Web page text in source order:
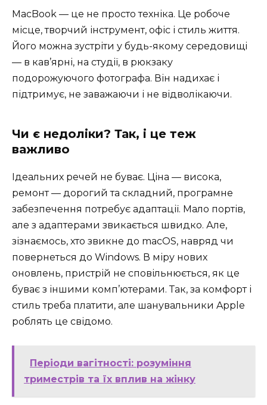
MacBook — це не просто техніка. Це робоче
місце, творчий інструмент, офіс і стиль життя.
Його можна зустріти у будь-якому середовищі
— в кав’ярні, на студії, в рюкзаку
подорожуючого фотографа. Він надихає і
підтримує, не заважаючи і не відволікаючи.
Чи є недоліки? Так, і це теж
важливо
Ідеальних речей не буває. Ціна — висока,
ремонт — дорогий та складний, програмне
забезпечення потребує адаптації. Мало портів,
але з адаптерами звикається швидко. Але,
зізнаємось, хто звикне до macOS, навряд чи
повернеться до Windows. В міру нових
оновлень, пристрій не сповільнюється, як це
буває з іншими комп’ютерами. Так, за комфорт і
стиль треба платити, але шанувальники Apple
роблять це свідомо.
Періоди вагітності: розуміння
триместрів та їх вплив на жінку